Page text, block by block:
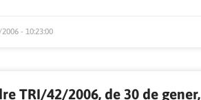
- 10:23:00
TRI/42/2006, de 30 de gener,